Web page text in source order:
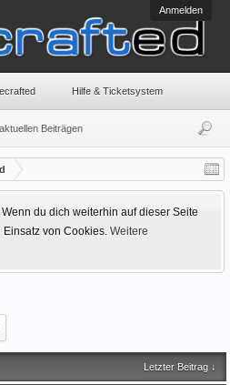
Anmelden
du dich weiterhin auf dieser Seite
von Cookies. Weitere
Letzter Beitrag ↓
Beiträgen
Hilfe & Ticketsystem